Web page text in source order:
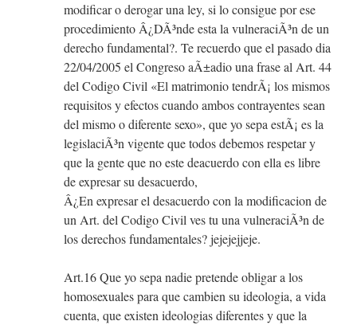
modificar o derogar una ley, si lo consigue por ese
procedimiento Â¿DÃ³nde esta la vulneraciÃ³n de un
derecho fundamental?. Te recuerdo que el pasado dia
22/04/2005 el Congreso aÃ±adio una frase al Art. 44
del Codigo Civil «El matrimonio tendrÃ¡ los mismos
requisitos y efectos cuando ambos contrayentes sean
del mismo o diferente sexo», que yo sepa estÃ¡ es la
legislaciÃ³n vigente que todos debemos respetar y
que la gente que no este deacuerdo con ella es libre
de expresar su desacuerdo,
Â¿En expresar el desacuerdo con la modificacion de
un Art. del Codigo Civil ves tu una vulneraciÃ³n de
los derechos fundamentales? jejejejjeje.
Art.16 Que yo sepa nadie pretende obligar a los
homosexuales para que cambien su ideologia, a vida
cuenta, que existen ideologias diferentes y que la